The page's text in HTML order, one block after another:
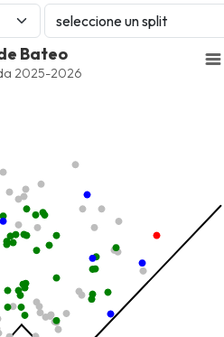
Data ranges from -2.45 to 245.
Data ranges from -207.36 to -
Bateo
2025-2026